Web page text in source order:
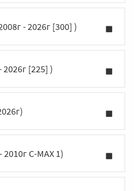
- 2026г [300] )
[225] )
2010г C-MAX 1)